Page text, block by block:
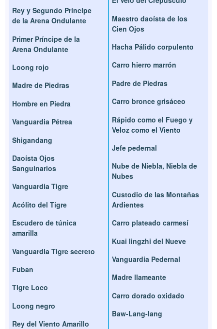
Rey y Segundo Príncipe
de la Arena Ondulante
Primer Príncipe de la
Arena Ondulante
Loong rojo
Madre de Piedras
Hombre en Piedra
Vanguardia Pétrea
Shigandang
Daoísta Ojos
Sanguinarios
Vanguardia Tigre
Acólito del Tigre
Escudero de túnica
amarilla
Vanguardia Tigre secreto
Fuban
Tigre Loco
Loong negro
Rey del Viento Amarillo
Maestro daoísta de los
Cien Ojos
Hacha Pálido corpulento
Carro hierro marrón
Padre de Piedras
Carro bronce grisáceo
Rápido como el Fuego y
Veloz como el Viento
Jefe pedernal
Nube de Niebla, Niebla de
Nubes
Custodio de las Montañas
Ardientes
Carro plateado carmesí
Kuai lingzhi del Nueve
Vanguardia Pedernal
Madre llameante
Carro dorado oxidado
Baw-Lang-lang